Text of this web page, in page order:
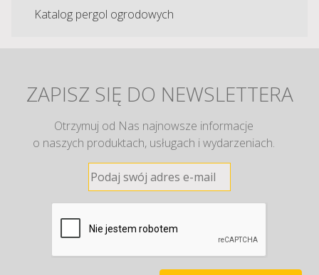
Katalog pergol ogrodowych
ZAPISZ SIĘ DO NEWSLETTERA
Otrzymuj od Nas najnowsze informacje
o naszych produktach, usługach i wydarzeniach.